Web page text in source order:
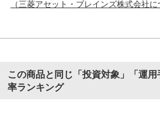
（三菱アセット・ブレインズ株式会社に
この商品と同じ「投資対象」「運
率ランキング